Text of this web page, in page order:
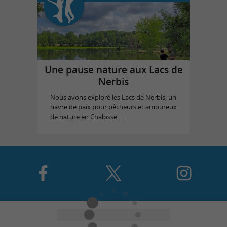
Une pause nature aux Lacs de
Nerbis
Nous avons exploré les Lacs de Nerbis, un
havre de paix pour pêcheurs et amoureux
de nature en Chalosse. ...